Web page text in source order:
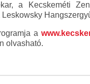
a Kecskeméti
a
olvasható.